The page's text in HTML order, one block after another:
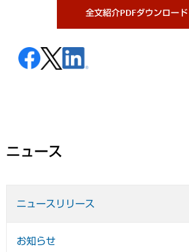
全文紹介PDFダウンロード
ニュース
ニュースリリース
お知らせ